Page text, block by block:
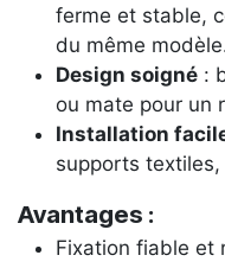
ferme et stable,
du même
Design soigné :
ou mate pour un
Installation
supports textiles,
Avantages :
Fixation fiable et